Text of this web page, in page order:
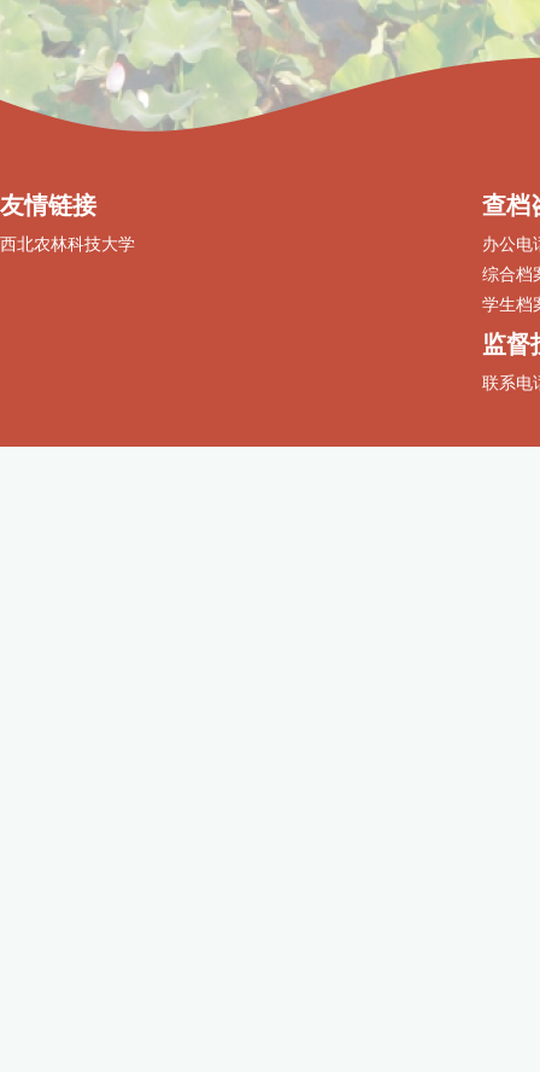
友情链接
西北农林科技大学
查档
办公电
综合档
学生档
监督
联系电